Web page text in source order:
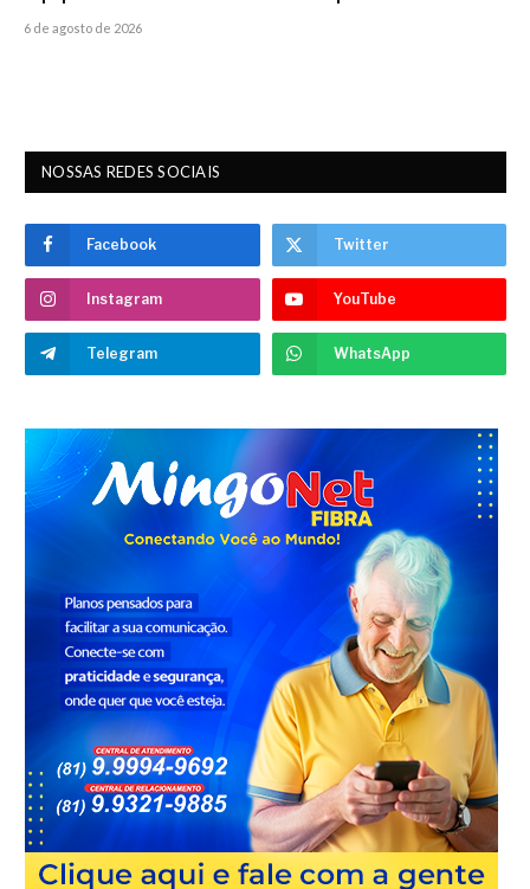
6 de agosto de 2026
NOSSAS REDES SOCIAIS
Facebook Twitter
Instagram YouTube
Telegram WhatsApp